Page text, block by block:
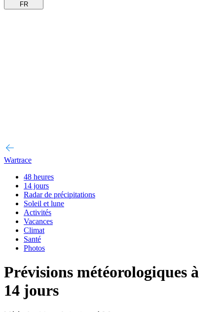
FR
Wartrace
48 heures
14 jours
Radar de précipitations
Soleil et lune
Activités
Vacances
Climat
Santé
Photos
Prévisions météorologiques à
14 jours